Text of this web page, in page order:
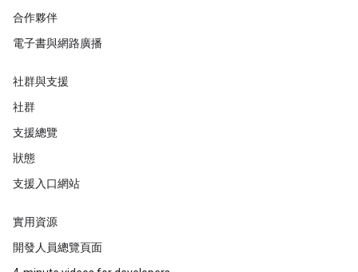
合作夥伴
電子書與網路廣播
社群與支援
社群
支援總覽
狀態
支援入口網站
實用資源
開發人員總覽頁面